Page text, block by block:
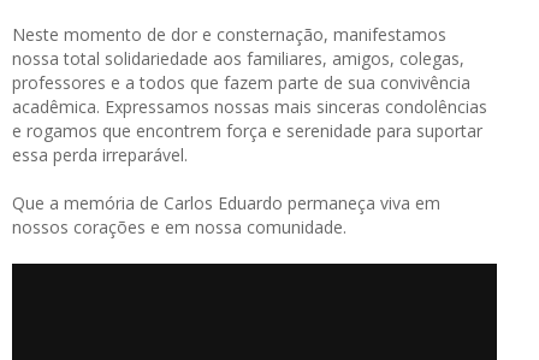
Neste momento de dor e consternação, manifestamos
nossa total solidariedade aos familiares, amigos, colegas,
professores e a todos que fazem parte de sua convivência
acadêmica. Expressamos nossas mais sinceras condolências
e rogamos que encontrem força e serenidade para suportar
essa perda irreparável.
Que a memória de Carlos Eduardo permaneça viva em
nossos corações e em nossa comunidade.